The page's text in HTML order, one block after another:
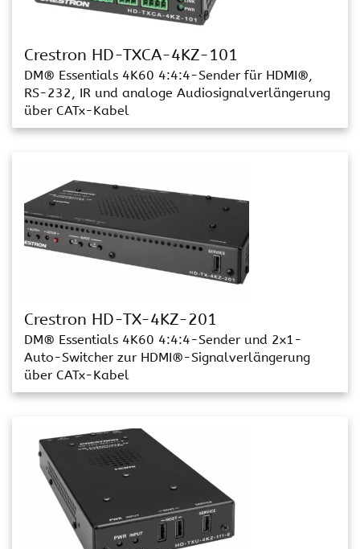
Crestron HD-TXCA-4KZ-101
DM® Essentials 4K60 4:4:4-Sender für HDMI®,
RS-232, IR und analoge Audiosignalverlängerung
über CATx-Kabel
Crestron HD-TX-4KZ-201
DM® Essentials 4K60 4:4:4-Sender und 2x1-
Auto-Switcher zur HDMI®-Signalverlängerung
über CATx-Kabel